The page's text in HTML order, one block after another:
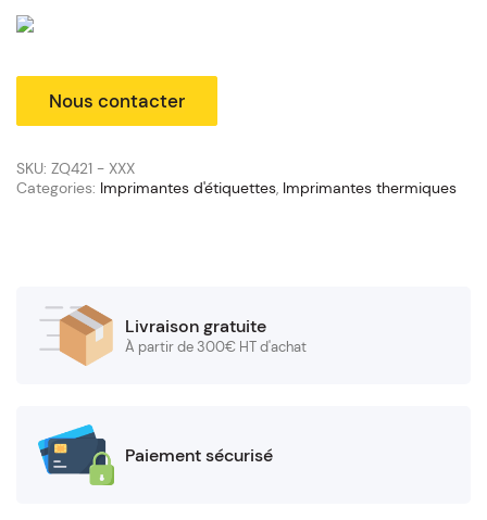
SKU: ZQ421 - XXX
Categories: Imprimantes d'étiquettes, Imprimantes thermiques
Livraison gratuite
À partir de 300€ HT d'achat
Paiement sécurisé